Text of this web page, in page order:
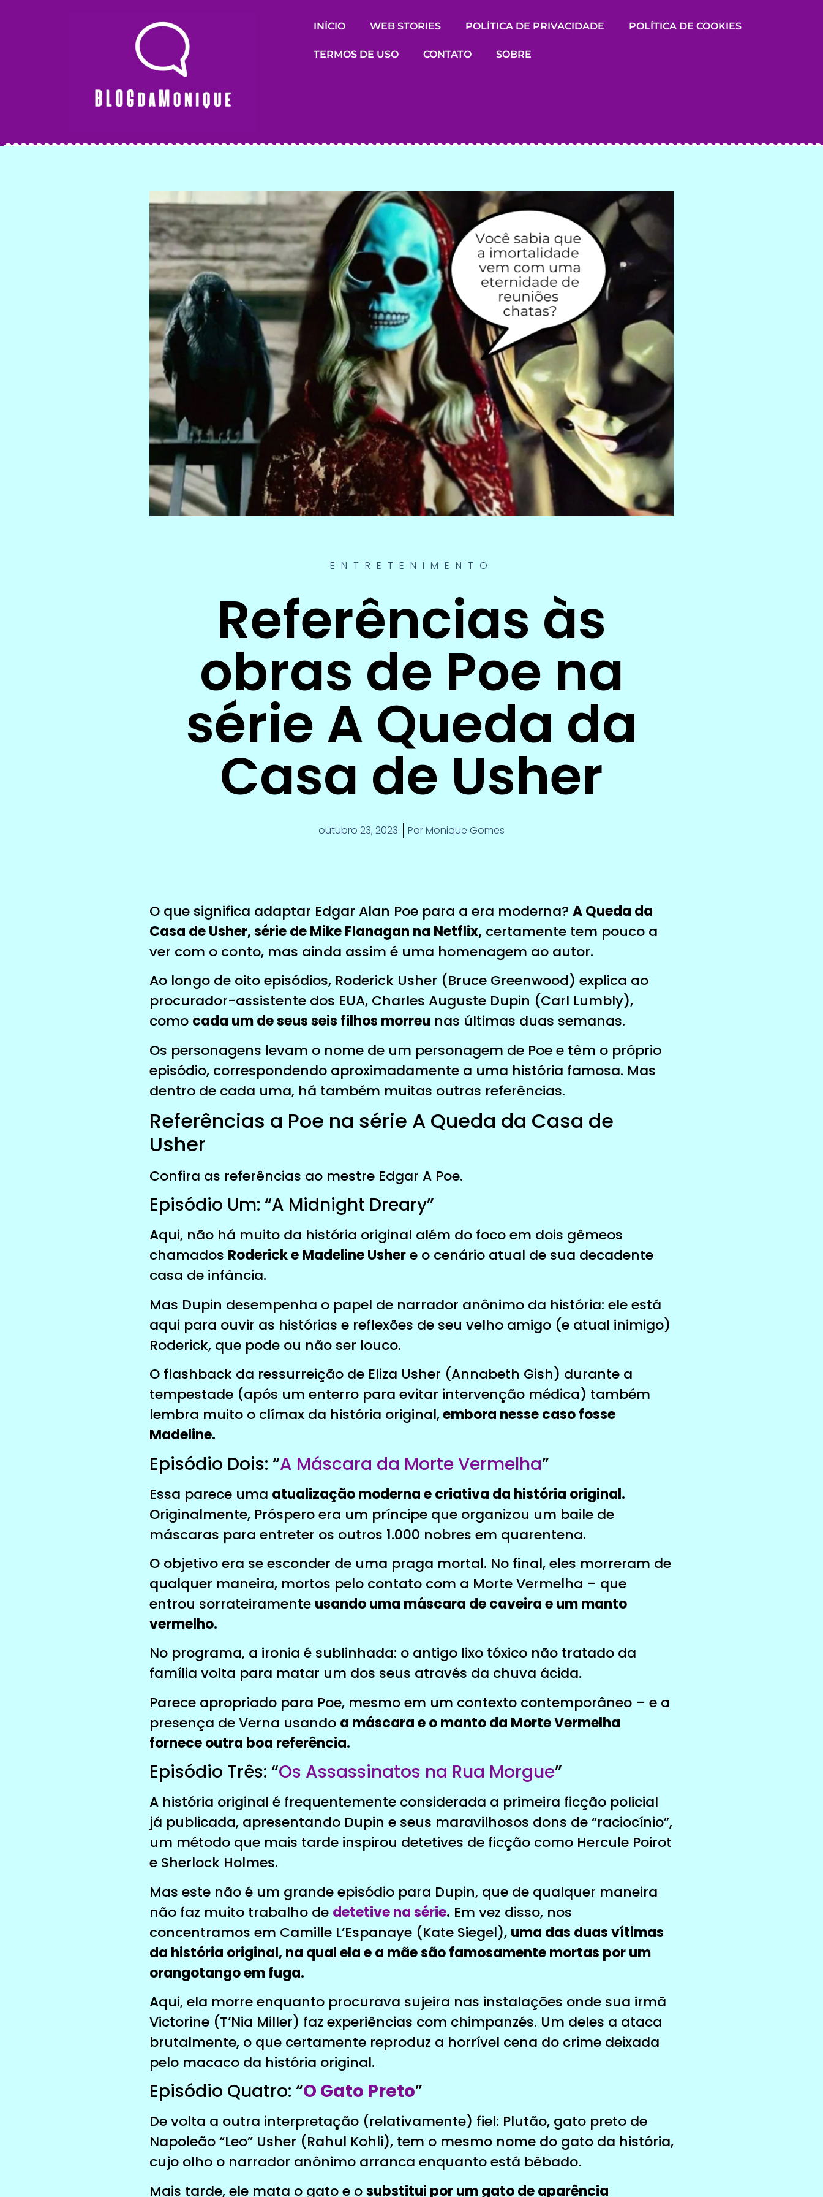
INÍCIO WEB STORIES POLÍTICA DE PRIVACIDADE POLÍTICA DE COOKIES
TERMOS DE USO CONTATO SOBRE
ENTRETENIMENTO
Referências às
obras de Poe na
série A Queda da
Casa de Usher
outubro 23, 2023 PorMonique Gomes
O que significa adaptar Edgar Alan Poe para a era moderna? A Queda da
Casa de Usher, série de Mike Flanagan na Netflix, certamente tem pouco a
ver com o conto, mas ainda assim é uma homenagem ao autor.
Ao longo de oito episódios, Roderick Usher (Bruce Greenwood) explica ao
procurador-assistente dos EUA, Charles Auguste Dupin (Carl Lumbly),
como cada um de seus seis filhos morreu nas últimas duas semanas.
Os personagens levam o nome de um personagem de Poe e têm o próprio
episódio, correspondendo aproximadamente a uma história famosa. Mas
dentro de cada uma, há também muitas outras referências.
Referências a Poe na série A Queda da Casa de
Usher
Confira as referências ao mestre Edgar A Poe.
Episódio Um: “A Midnight Dreary”
Aqui, não há muito da história original além do foco em dois gêmeos
chamados Roderick e Madeline Ushere o cenário atual de sua decadente
casa de infância.
Mas Dupin desempenha o papel de narrador anônimo da história: ele está
aqui para ouvir as histórias e reflexões de seu velho amigo (e atual inimigo)
Roderick, que pode ou não ser louco.
O flashback da ressurreição de Eliza Usher (Annabeth Gish) durante a
tempestade (após um enterro para evitar intervenção médica) também
lembra muito o clímax da história original,embora nesse caso fosse
Madeline.
Episódio Dois: “A Máscara da Morte Vermelha”
Essa parece uma atualização moderna e criativa da história original.
Originalmente, Próspero era um príncipe que organizou um baile de
máscaras para entreter os outros 1.000 nobres em quarentena.
O objetivo era se esconder de uma praga mortal. No final, eles morreram de
qualquer maneira, mortos pelo contato com a Morte Vermelha – que
entrou sorrateiramente usando uma máscara de caveira e um manto
vermelho.
No programa, a ironia é sublinhada: o antigo lixo tóxico não tratado da
família volta para matar um dos seus através da chuva ácida.
Parece apropriado para Poe, mesmo em um contexto contemporâneo – e a
presença de Verna usando a máscara e o manto da Morte Vermelha
fornece outra boa referência.
Episódio Três: “Os Assassinatos na Rua Morgue”
A história original é frequentemente considerada a primeira ficção policial
já publicada, apresentando Dupin e seus maravilhosos dons de “raciocínio”,
um método que mais tarde inspirou detetives de ficção como Hercule Poirot
e Sherlock Holmes.
Mas este não é um grande episódio para Dupin, que de qualquer maneira
não faz muito trabalho de detetive na série. Em vez disso, nos
concentramos em Camille L’Espanaye (Kate Siegel), uma das duas vítimas
da história original, na qual ela e a mãe são famosamente mortas por um
orangotango em fuga.
Aqui, ela morre enquanto procurava sujeira nas instalações onde sua irmã
Victorine (T’Nia Miller) faz experiências com chimpanzés. Um deles a ataca
brutalmente, o que certamente reproduz a horrível cena do crime deixada
pelo macaco da história original.
Episódio Quatro: “O Gato Preto”
De volta a outra interpretação (relativamente) fiel: Plutão, gato preto de
Napoleão “Leo” Usher (Rahul Kohli), tem o mesmo nome do gato da história,
cujo olho o narrador anônimo arranca enquanto está bêbado.
Mais tarde, ele mata o gato e osubstitui por um gato de aparência